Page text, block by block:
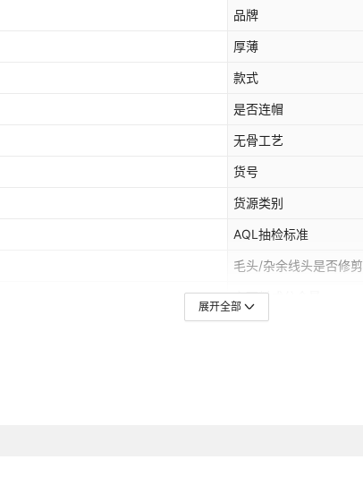
品牌
厚薄
款式
是否连帽
无骨工艺
货号
货源类别
AQL抽检标准
毛头/杂余线头是否修剪
主面料成分含量
展开全部